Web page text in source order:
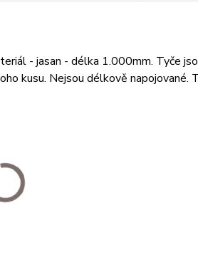
- jasan - délka 1.000mm. Tyče
kusu. Nejsou délkově napojované.